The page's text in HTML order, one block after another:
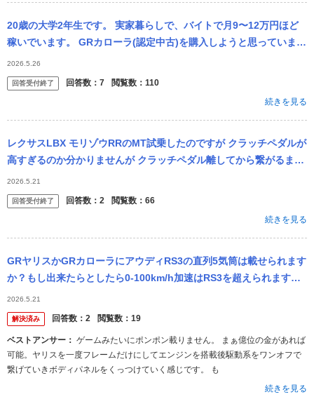
20歳の大学2年生です。 実家暮らしで、バイトで月9〜12万円ほど
稼いでいます。 GRカローラ(認定中古)を購入しようと思っていま
す。 親が車(ヤリスクロス)の買い替えを検討しているので、その
車...
2026.5.26
回答受付終了 回答数： 7 閲覧数： 110
続きを見る
レクサスLBX モリゾウRRのMT試乗したのですが クラッチペダルが
高すぎるのか分かりませんが クラッチペダル離してから繋がるまで
のラグみたいなのがあり スムーズなシフトチェンジがしにくい感
じ...
2026.5.21
回答受付終了 回答数： 2 閲覧数： 66
続きを見る
GRヤリスかGRカローラにアウディRS3の直列5気筒は載せられます
か？もし出来たらとしたら0-100km/h加速はRS3を超えられます
か？
2026.5.21
解決済み 回答数： 2 閲覧数： 19
ベストアンサー：
可能。ヤリスを一度フレームだけにしてエンジンを搭載後駆動系をワンオフで
繋げていきボディパネルをくっつけていく感じです。 も
続きを見る